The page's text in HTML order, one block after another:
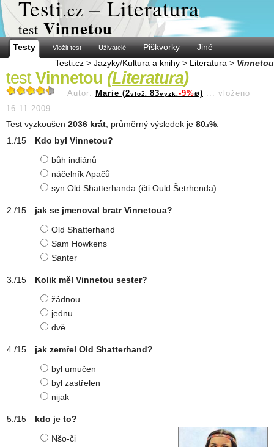
Testi.cz – Literatura
test Vinnetou
Testy Vložit test Uživatelé Piškvorky
Jiné
Testi.cz > Jazyky/Kultura a knihy > Literatura > Vinnetou
test Vinnetou (Literatura)
Autor: Marie (2vlož. 83vyzk. -9%ø) ... vloženo
16.11.2009
Test vyzkoušen 2036 krát , průměrný výsledek je 80 .6%
Kdo byl Vinnetou?
bůh indiánů
náčelník Apačů
syn Old Shatterhanda (čti Ould Šetrhenda)
jak se jmenoval bratr Vinnetoua?
Old Shatterhand
Sam Howkens
Santer
Kolik měl Vinnetou sester?
žádnou
jednu
dvě
jak zemřel Old Shatterhand?
byl umučen
byl zastřelen
nijak
kdo je to?
Nšo-či